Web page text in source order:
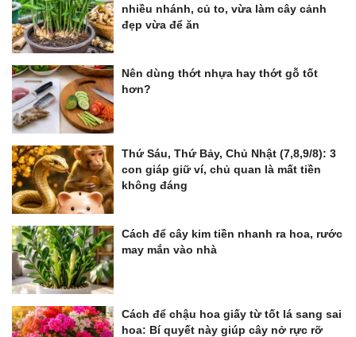
nhiều nhánh, củ to, vừa làm cây cảnh
đẹp vừa để ăn
Nên dùng thớt nhựa hay thớt gỗ tốt
hơn?
Thứ Sáu, Thứ Bảy, Chủ Nhật (7,8,9/8): 3
con giáp giữ ví, chủ quan là mất tiền
không đáng
Cách để cây kim tiền nhanh ra hoa, rước
may mắn vào nhà
Cách để chậu hoa giấy từ tốt lá sang sai
hoa: Bí quyết này giúp cây nở rực rỡ